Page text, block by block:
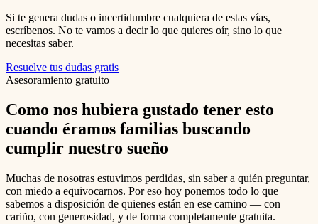
Si te genera dudas o incertidumbre cualquiera de estas vías,
escríbenos. No te vamos a decir lo que quieres oír, sino lo que
necesitas saber.
Resuelve tus dudas gratis
Asesoramiento gratuito
Como nos hubiera gustado tener esto
cuando éramos familias buscando
cumplir nuestro sueño
Muchas de nosotras estuvimos perdidas, sin saber a quién preguntar,
con miedo a equivocarnos. Por eso hoy ponemos todo lo que
sabemos a disposición de quienes están en ese camino — con
cariño, con generosidad, y de forma completamente gratuita.